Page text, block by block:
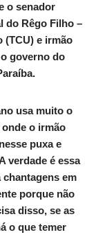
o senador
do Rêgo Filho –
(TCU) e irmão
governo do
usa muito o
o irmão
puxa e
verdade é essa
chantagens em
porque não
disso, se as
o que temer